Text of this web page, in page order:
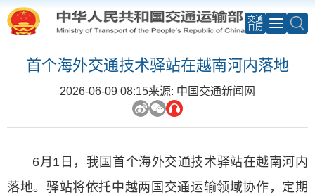
交通
日历
首个海外交通技术驿站在越南河内落地
2026-06-09 08:15来源: 中国交通新闻网
6月1日，我国首个海外交通技术驿站在越南河内
落地。驿站将依托中越两国交通运输领域协作，定期